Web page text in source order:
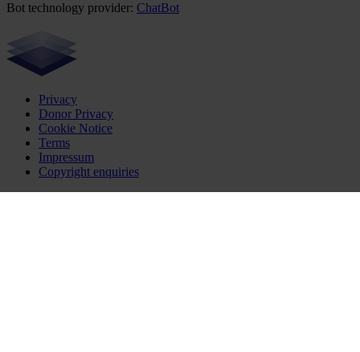
Bot technology provider: ChatBot
Privacy
Donor Privacy
Cookie Notice
Terms
Impressum
Copyright enquiries